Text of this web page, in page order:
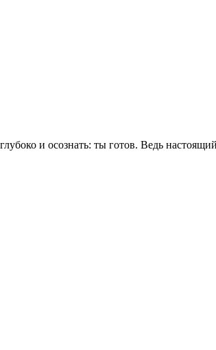
и осознать: ты готов. Ведь